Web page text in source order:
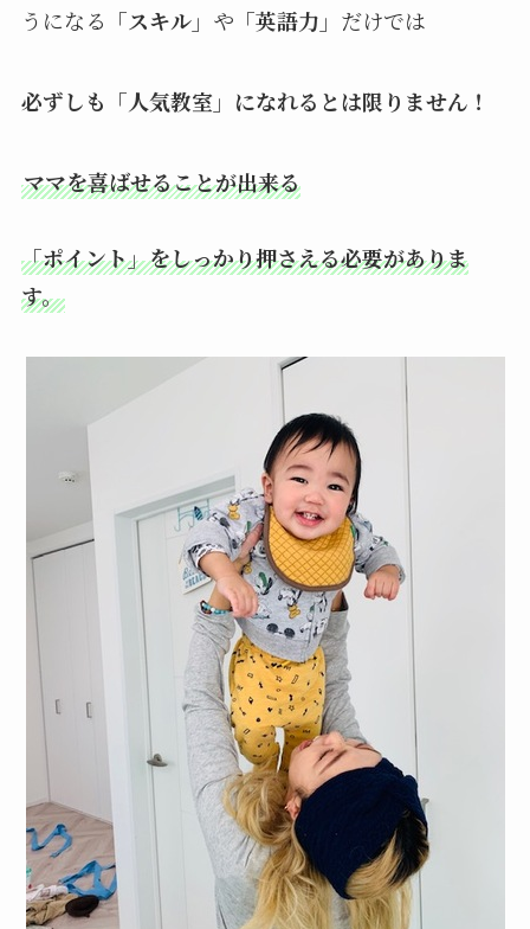
うになる 「スキル」 や 「英語力」 だけでは
必ずしも「人気教室」になれるとは限りません！
ママを喜ばせることが出来る
「ポイント」をしっかり押さえる必要がありま
す。